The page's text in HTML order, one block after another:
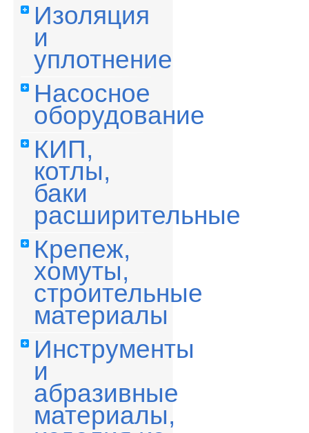
Изоляция
и
уплотнение
Насосное
оборудование
КИП,
котлы,
баки
расширительные
Крепеж,
хомуты,
строительные
материалы
Инструменты
и
абразивные
материалы,